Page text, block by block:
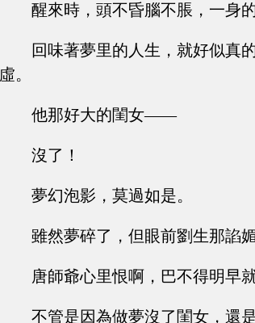
醒來時，頭不昏腦不脹，一身
回味著夢里的人生，就好似真
虛。
他那好大的閨女——
沒了！
夢幻泡影，莫過如是。
雖然夢碎了，但眼前劉生那諂
唐師爺心里恨啊，巴不得明早
不管是因為做夢沒了閨女，還